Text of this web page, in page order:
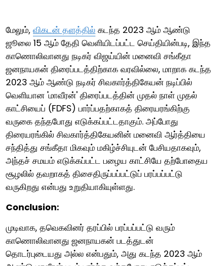
மேலும், விகடன் தளத்தில் கடந்த 2023 ஆம் ஆண்டு
ஜூலை 15 ஆம் தேதி வெளியிடப்பட்ட செய்தியின்படி, இந்த
காணொலிவானது நடிகர் விஜய்யின் மனைவி சங்கீதா
ஜனநாயகன் திரைப்படத்திற்காக வரவில்லை, மாறாக கடந்த
2023 ஆம் ஆண்டு நடிகர் சிவகார்த்திகேயன் நடிப்பில்
வெளியான 'மாவீரன்' திரைப்படத்தின் முதல் நாள் முதல்
காட்சியைப் (FDFS) பார்ப்பதற்காகத் திரையரங்கிற்கு
வருகை தந்தபோது எடுக்கப்பட்டதாகும். அப்போது
திரையரங்கில் சிவகார்த்திகேயனின் மனைவி ஆர்த்தியை
சந்தித்து சங்கீதா மிகவும் மகிழ்ச்சியுடன் பேசியதாகவும்,
அந்தச் சமயம் எடுக்கப்பட்ட பழைய காட்சியே தற்போதைய
சூழலில் தவறாகத் திசைதிருப்பப்பட்டுப் பரப்பப்பட்டு
வருகிறது என்பது உறுதியாகியுள்ளது.
Conclusion:
முடிவாக, தவெகவினர் தரப்பில் பரப்பப்பட்டு வரும்
காணொலிவானது ஜனநாயகன் படத்துடன்
தொடர்புடையது அல்ல என்பதும், அது கடந்த 2023 ஆம்